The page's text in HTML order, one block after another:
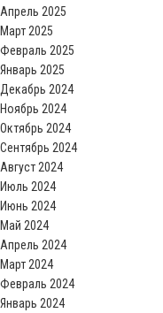
Апрель 2025
Март 2025
Февраль 2025
Январь 2025
Декабрь 2024
Ноябрь 2024
Октябрь 2024
Сентябрь 2024
Август 2024
Июль 2024
Июнь 2024
Май 2024
Апрель 2024
Март 2024
Февраль 2024
Январь 2024